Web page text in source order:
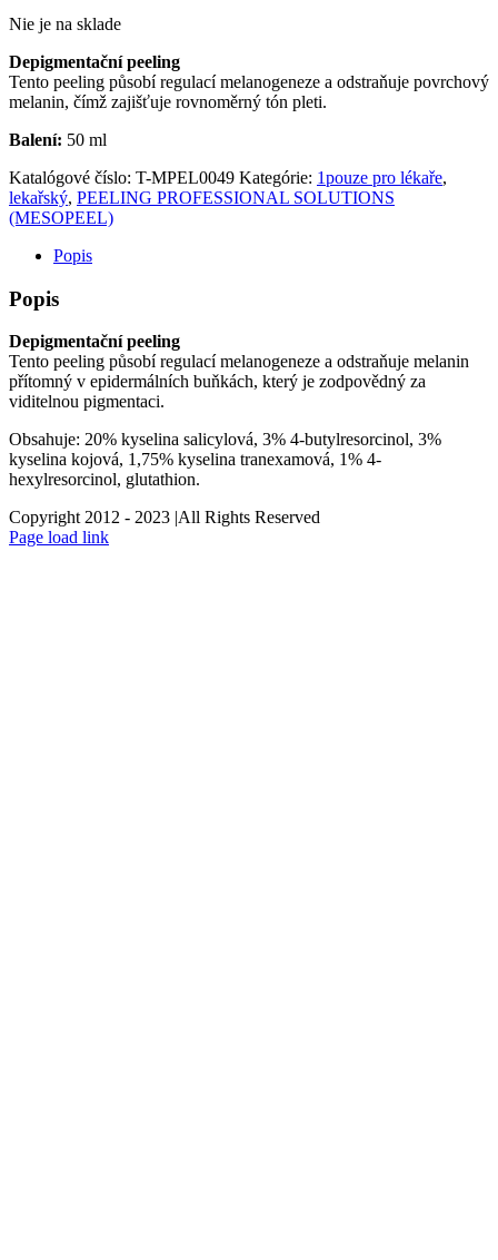
Nie je na sklade
Depigmentační peeling
Tento peeling působí regulací melanogeneze a odstraňuje povrchový
melanin, čímž zajišťuje rovnoměrný tón pleti.
Balení: 50 ml
Katalógové číslo: T-MPEL0049 Kategórie: 1pouze pro lékaře,
lekařský, PEELING PROFESSIONAL SOLUTIONS
(MESOPEEL)
Popis
Popis
Depigmentační peeling
Tento peeling působí regulací melanogeneze a odstraňuje melanin
přítomný v epidermálních buňkách, který je zodpovědný za
viditelnou pigmentaci.
Obsahuje: 20% kyselina salicylová, 3% 4-butylresorcinol, 3%
kyselina kojová, 1,75% kyselina tranexamová, 1% 4-
hexylresorcinol, glutathion.
Copyright 2012 - 2023 |All Rights Reserved
Facebook
Instagram
Page load link